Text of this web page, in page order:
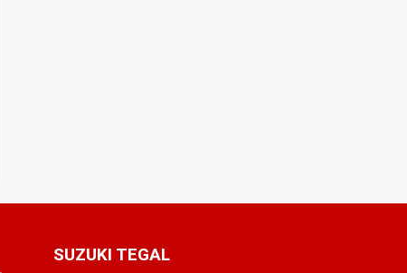
SUZUKI TEGAL